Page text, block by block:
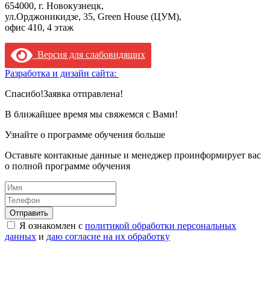
654000, г. Новокузнецк,
ул.Орджоникидзе, 35, Green House (ЦУМ),
офис 410, 4 этаж
Версия для слабовидящих
Разработка и дизайн сайта:
Спасибо!Заявка отправлена!
В ближайшее время мы свяжемся с Вами!
Узнайте о программе обучения больше
Оставьте контакные данные и менеджер проинформирует вас
о полной программе обучения
Я ознакомлен с политикой обработки персональных
данных и даю согласие на их обработку